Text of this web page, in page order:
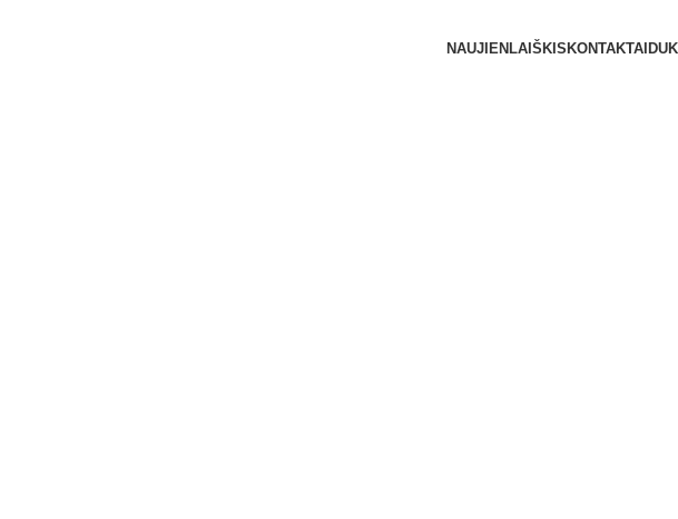
NAUJIENLAIŠKISKONTAKTAIDUK